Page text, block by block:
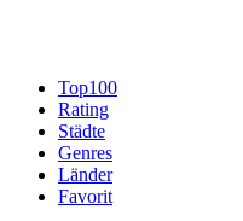
Top100
Rating
Städte
Genres
Länder
Favorit